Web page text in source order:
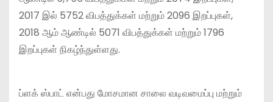
2017 இல் 5752 விபத்துக்கள் மற்றும் 2096 இறப்புகள்,
2018 ஆம் ஆண்டில் 5071 விபத்துக்கள் மற்றும் 1796
இறப்புகள் நிகழ்ந்துள்ளது.
ப்ளக் ஸ்பாட் என்பது மோசமான சாலை வடிவமைப்பு மற்றும்